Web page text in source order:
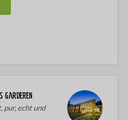
Garderen
pur, echt und